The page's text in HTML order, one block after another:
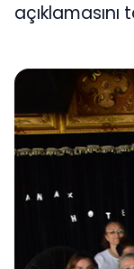
açıklamasını